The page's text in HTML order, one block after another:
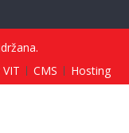
CMS Hosting